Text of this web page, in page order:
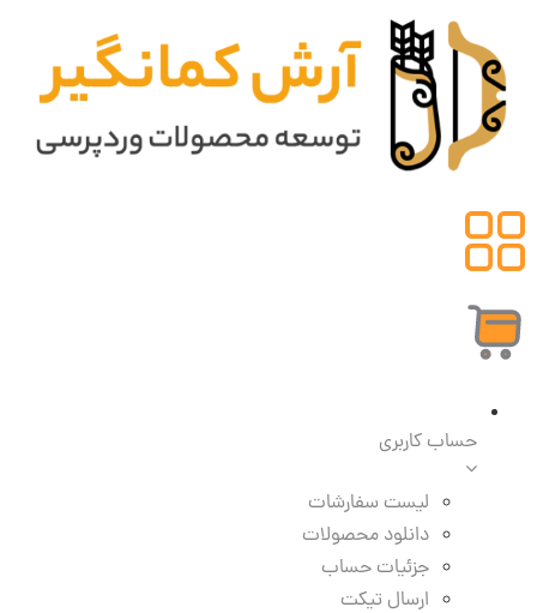
حساب کاربری
لیست سفارشات
دانلود محصولات
جزئیات حساب
ارسال تیکت